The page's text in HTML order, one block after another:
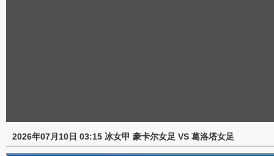
2026年07月10日 03:15 冰女甲 豪卡尔女足 VS 葛洛塔女足